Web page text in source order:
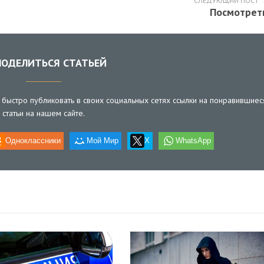
СТАТЬЕЙ
публиковать в своих социальных сетях ссылки на
статьи на нашем сайте.
Одноклассники Мой Мир X WhatsApp